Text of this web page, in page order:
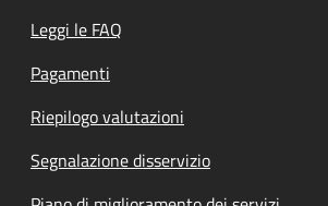
Leggi le FAQ
Pagamenti
Riepilogo valutazioni
Segnalazione disservizio